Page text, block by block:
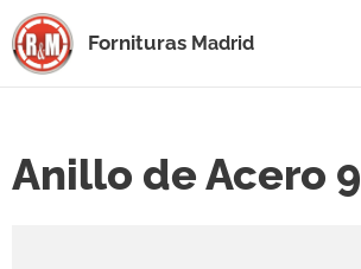
Fornituras Madrid
Anillo de Acero 9